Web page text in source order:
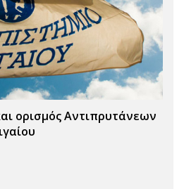
ορισμός Αντιπρυτάνεων